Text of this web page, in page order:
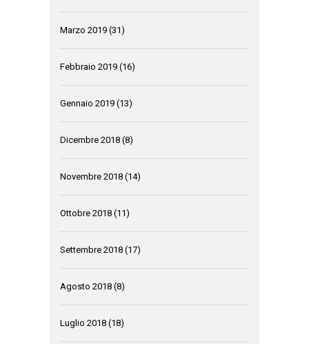
Marzo 2019 (31)
Febbraio 2019 (16)
Gennaio 2019 (13)
Dicembre 2018 (8)
Novembre 2018 (14)
Ottobre 2018 (11)
Settembre 2018 (17)
Agosto 2018 (8)
Luglio 2018 (18)